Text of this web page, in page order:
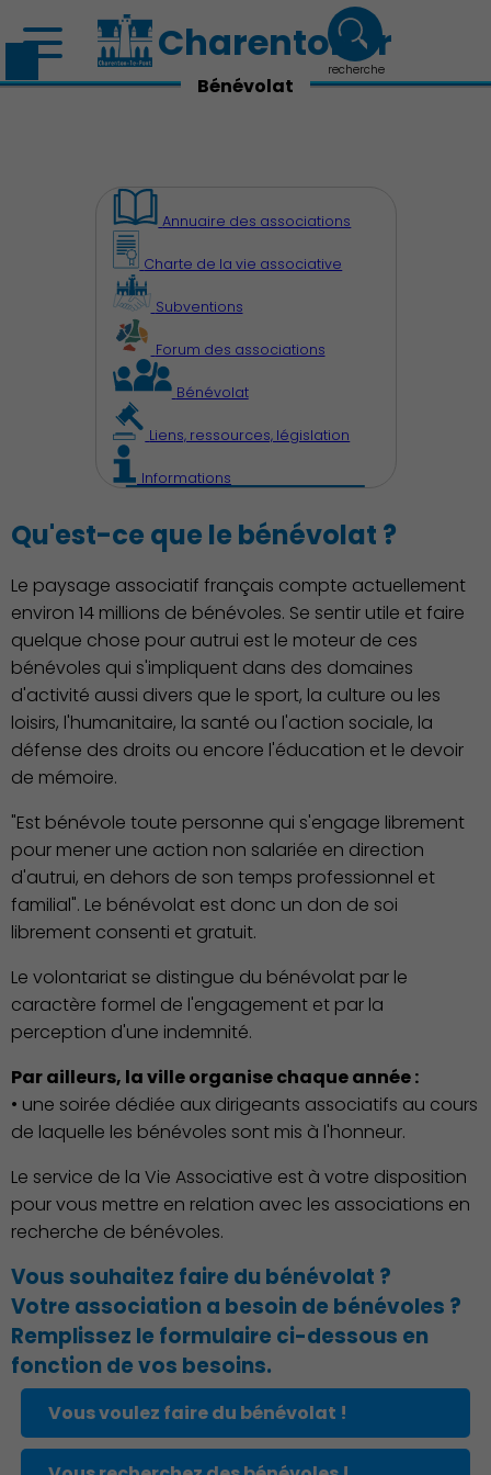
Découvrir Charenton
Démocratie locale
Famille
vie
Culture
Charenton.fr
recherche
Bénévolat
Annuaire des associations
Charte de la vie associative
Subventions
Forum des associations
Bénévolat
Liens, ressources, législation
Informations
Qu'est-ce que le bénévolat ?
Le paysage associatif français compte actuellement
environ 14 millions de bénévoles. Se sentir utile et faire
quelque chose pour autrui est le moteur de ces
bénévoles qui s'impliquent dans des domaines
d'activité aussi divers que le sport, la culture ou les
loisirs, l'humanitaire, la santé ou l'action sociale, la
défense des droits ou encore l'éducation et le devoir
de mémoire.
"Est bénévole toute personne qui s'engage librement
pour mener une action non salariée en direction
d'autrui, en dehors de son temps professionnel et
familial". Le bénévolat est donc un don de soi
librement consenti et gratuit.
Le volontariat se distingue du bénévolat par le
caractère formel de l'engagement et par la
perception d'une indemnité.
Par ailleurs, la ville organise chaque année :
• une soirée dédiée aux dirigeants associatifs au cours
de laquelle les bénévoles sont mis à l'honneur.
Le service de la Vie Associative est à votre disposition
pour vous mettre en relation avec les associations en
recherche de bénévoles.
Vous souhaitez faire du bénévolat ?
Votre association a besoin de bénévoles ?
Remplissez le formulaire ci-dessous en
fonction de vos besoins.
Vous voulez faire du bénévolat !